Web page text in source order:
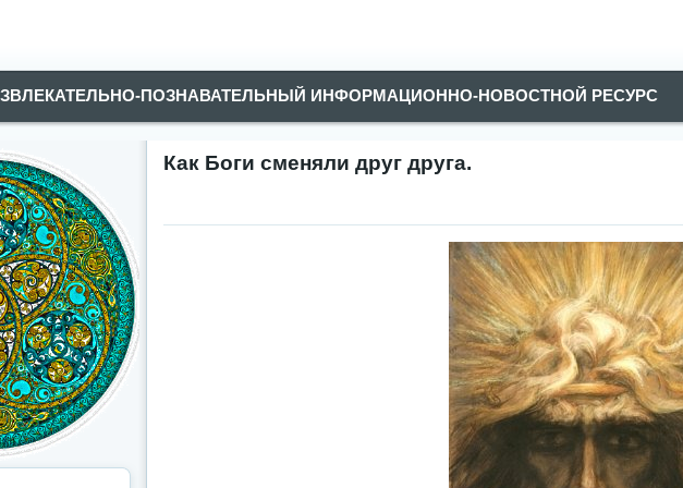
ПОЗНАВАТЕЛЬНЫЙ ИНФОРМАЦИОННО-НОВОСТНОЙ РЕСУРС
Как Боги сменяли друг друга.